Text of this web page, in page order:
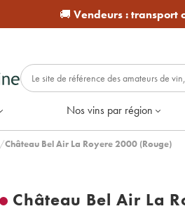
🚚 Vendeurs :transport
Nos vins par région
/Château Bel Air La Royere 2000 (Rouge)
Château Bel Air La